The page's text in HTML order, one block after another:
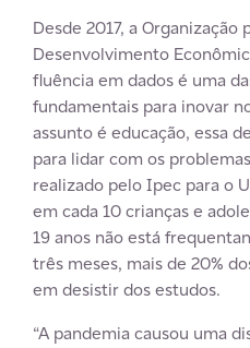
Desde 2017, a Organização
Desenvolvimento
fluência em dados é uma
fundamentais para inovar
assunto é educação, essa
para lidar com os
realizado pelo Ipec para o
em cada 10 crianças e
19 anos não está
três meses, mais de 20%
em desistir dos estudos.
“A pandemia causou uma